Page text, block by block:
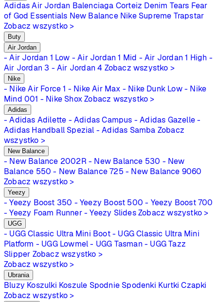
Adidas Air Jordan Balenciaga Corteiz Denim Tears Fear
of God Essentials New Balance Nike Supreme Trapstar
Zobacz wszystko >
Buty
Air Jordan
- Air Jordan 1 Low - Air Jordan 1 Mid - Air Jordan 1 High -
Air Jordan 3 - Air Jordan 4 Zobacz wszystko >
Nike
- Nike Air Force 1 - Nike Air Max - Nike Dunk Low - Nike
Mind 001 - Nike Shox Zobacz wszystko >
Adidas
- Adidas Adilette - Adidas Campus - Adidas Gazelle -
Adidas Handball Spezial - Adidas Samba Zobacz
wszystko >
New Balance
- New Balance 2002R - New Balance 530 - New
Balance 550 - New Balance 725 - New Balance 9060
Zobacz wszystko >
Yeezy
- Yeezy Boost 350 - Yeezy Boost 500 - Yeezy Boost 700
- Yeezy Foam Runner - Yeezy Slides Zobacz wszystko >
UGG
- UGG Classic Ultra Mini Boot - UGG Classic Ultra Mini
Platform - UGG Lowmel - UGG Tasman - UGG Tazz
Slipper Zobacz wszystko >
Zobacz wszystko >
Ubrania
Bluzy Koszulki Koszule Spodnie Spodenki Kurtki Czapki
Zobacz wszystko >